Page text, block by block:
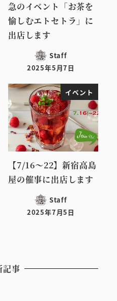
急のイベント「お茶を
愉しむエトセトラ」に
出店します
Staff
投稿日
2025年5月7日
イベント
【7/16～22】新宿高島
屋の催事に出店します
Staff
投稿日
2025年7月5日
記事